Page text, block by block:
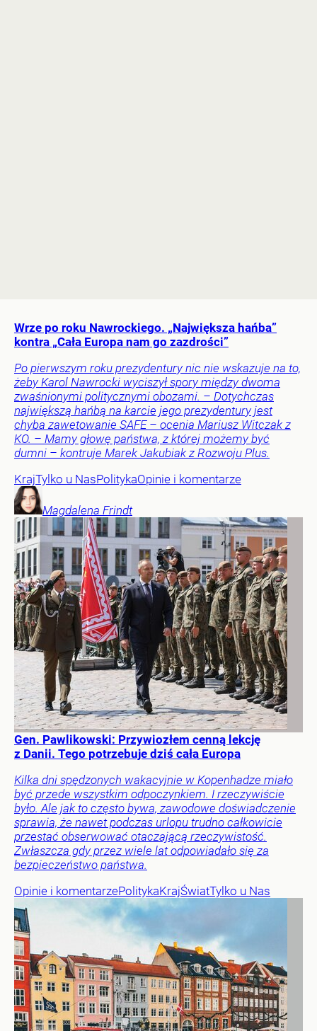
Wrze po roku Nawrockiego. „Największa hańba”
kontra „Cała Europa nam go zazdrości”
Po pierwszym roku prezydentury nic nie wskazuje na to,
żeby Karol Nawrocki wyciszył spory między dwoma
zwaśnionymi politycznymi obozami. – Dotychczas
największą hańbą na karcie jego prezydentury jest
chyba zawetowanie SAFE – ocenia Mariusz Witczak z
KO. – Mamy głowę państwa, z której możemy być
dumni – kontruje Marek Jakubiak z Rozwoju Plus.
KrajTylko u NasPolitykaOpinie i komentarze
Magdalena Frindt
Gen. Pawlikowski: Przywiozłem cenną lekcję
z Danii. Tego potrzebuje dziś cała Europa
Kilka dni spędzonych wakacyjnie w Kopenhadze miało
być przede wszystkim odpoczynkiem. I rzeczywiście
było. Ale jak to często bywa, zawodowe doświadczenie
sprawia, że nawet podczas urlopu trudno całkowicie
przestać obserwować otaczającą rzeczywistość.
Zwłaszcza gdy przez wiele lat odpowiadało się za
bezpieczeństwo państwa.
Opinie i komentarzePolitykaKrajŚwiatTylko u Nas